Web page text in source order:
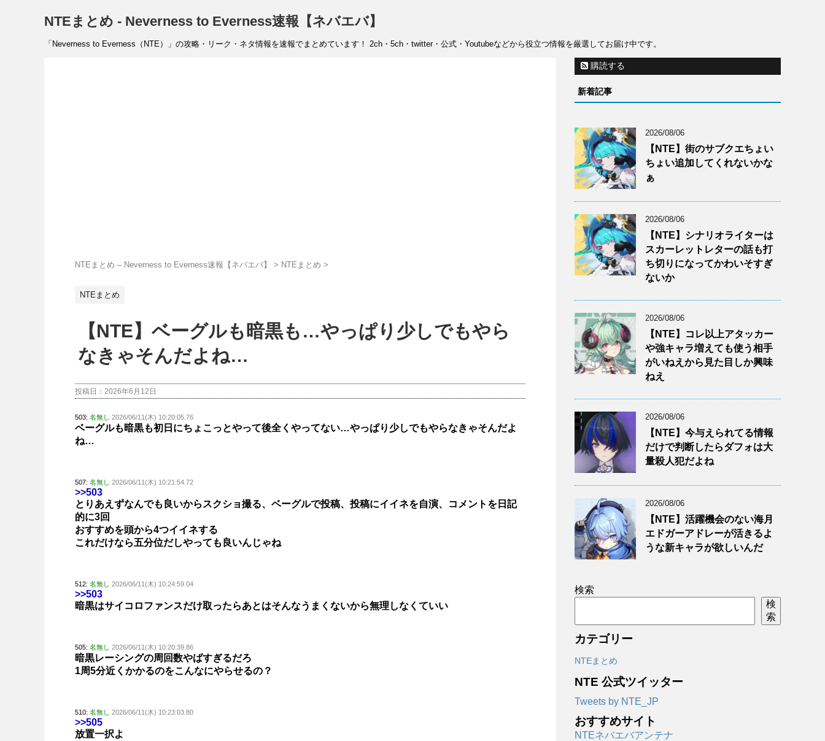
NTEまとめ - Neverness to Everness速報【ネバエバ】
「Neverness to Everness（NTE）」の攻略・リーク・ネタ情報を速報でまとめています！ 2ch・5ch・twitter・公式・Youtubeなどから役立つ情報を厳選してお届け中です。
NTEまとめ – Neverness to Everness速報【ネバエバ】 > NTEまとめ >
NTEまとめ
【NTE】ベーグルも暗黒も…やっぱり少しでもやら
なきゃそんだよね…
投稿日： 2026年6月12日
503: 名無し 2026/06/11(木) 10:20:05.76
ベーグルも暗黒も初日にちょこっとやって後全くやってない…やっぱり少しでもやらなきゃそんだよ
ね…
507: 名無し 2026/06/11(木) 10:21:54.72
>>503
とりあえずなんでも良いからスクショ撮る、ベーグルで投稿、投稿にイイネを自演、コメントを日記
的に3回
おすすめを頭から4つイイネする
これだけなら五分位だしやっても良いんじゃね
512: 名無し 2026/06/11(木) 10:24:59.04
>>503
暗黒はサイコロファンスだけ取ったらあとはそんなうまくないから無理しなくていい
505: 名無し 2026/06/11(木) 10:20:39.86
暗黒レーシングの周回数やばすぎるだろ
1周5分近くかかるのをこんなにやらせるの？
510: 名無し 2026/06/11(木) 10:23:03.80
>>505
放置一択よ
購読する
新着記事
2026/08/06
【NTE】街のサブクエちょい
ちょい追加してくれないかな
ぁ
2026/08/06
【NTE】シナリオライターは
スカーレットレターの話も打
ち切りになってかわいそすぎ
ないか
2026/08/06
【NTE】コレ以上アタッカー
や強キャラ増えても使う相手
がいねえから見た目しか興味
ねえ
2026/08/06
【NTE】今与えられてる情報
だけで判断したらダフォは大
量殺人犯だよね
2026/08/06
【NTE】活躍機会のない海月
エドガーアドレーが活きるよ
うな新キャラが欲しいんだ
検索
検
索
カテゴリー
NTEまとめ
NTE 公式ツイッター
Tweets by NTE_JP
おすすめサイト
NTEネバエバアンテナ